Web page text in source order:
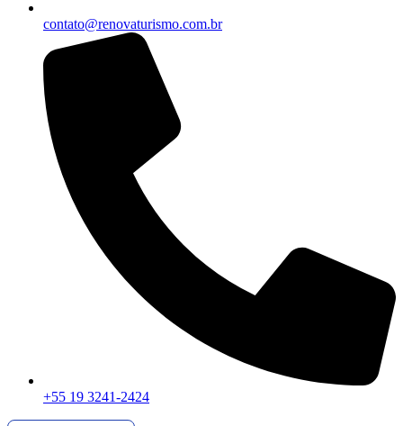
contato@renovaturismo.com.br
+55 19 3241-2424